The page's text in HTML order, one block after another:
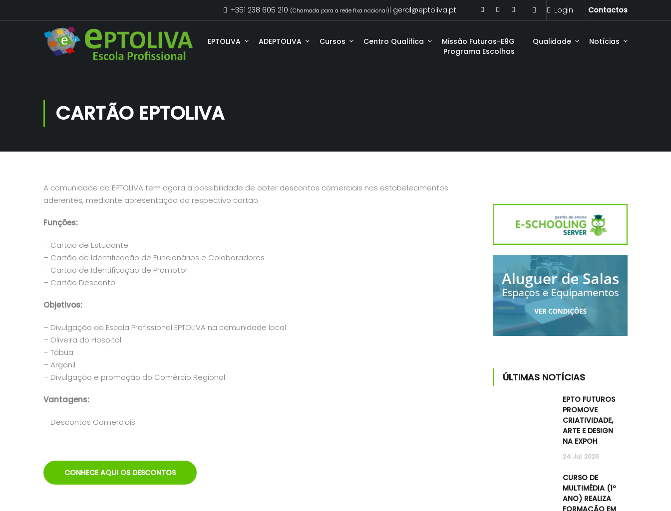
Login Contactos
+351 238 605 210 (Chamada para a rede fixa nacional) | geral@eptoliva.pt
EPTOLIVA ADEPTOLIVA Cursos Centro Qualifica
Missão Futuros-E9G
Programa Escolhas
Qualidade Notícias
CARTÃO EPTOLIVA
A comunidade da EPTOLIVA tem agora a possibilidade de obter descontos comerciais nos estabelecimentos
aderentes, mediante apresentação do respectivo cartão.
Funções:
– Cartão de Estudante
– Cartão de Identificação de Funcionários e Colaboradores
– Cartão de Identificação de Promotor
– Cartão Desconto
Objetivos:
– Divulgação da Escola Profissional EPTOLIVA na comunidade local
– Oliveira do Hospital
– Tábua
– Arganil
– Divulgação e promoção do Comércio Regional
Vantagens:
– Descontos Comerciais
CONHECE AQUI OS DESCONTOS
ÚLTIMAS NOTÍCIAS
EPTO FUTUROS
PROMOVE
CRIATIVIDADE,
ARTE E DESIGN
NA EXPOH
24 Jul 2026
CURSO DE
MULTIMÉDIA (1º
ANO) REALIZA